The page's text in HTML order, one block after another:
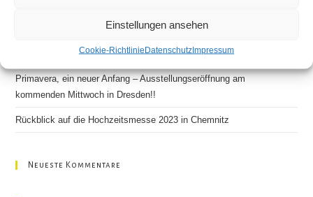
Einstellungen ansehen
Cookie-RichtlinieDatenschutzImpressum
Kunst offen in Sachsen
Ausstellung Restaurant Grünschnabel
Primavera, ein neuer Anfang – Ausstellungseröffnung am
kommenden Mittwoch in Dresden!!
Rückblick auf die Hochzeitsmesse 2023 in Chemnitz
Neueste Kommentare